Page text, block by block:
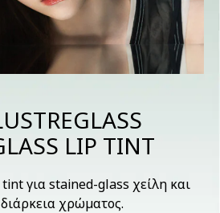
LIP TINT
για stained-glass χείλη και
χρώματος.